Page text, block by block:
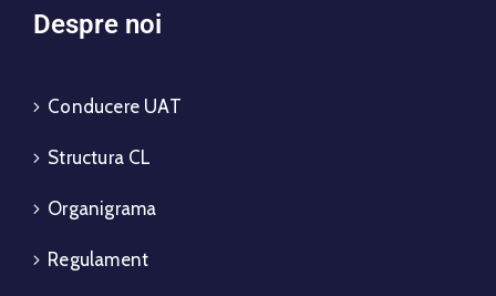
Despre noi
Conducere UAT
Structura CL
Organigrama
Regulament